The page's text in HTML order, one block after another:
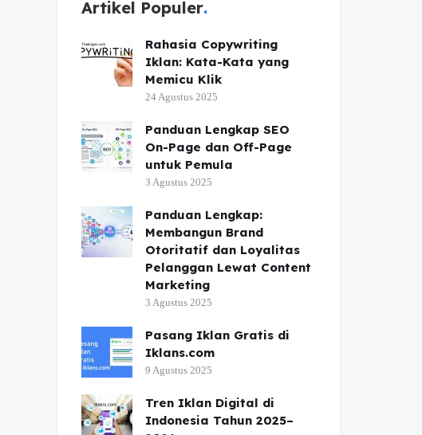
Artikel Populer
Rahasia Copywriting
Iklan: Kata-Kata yang
Memicu Klik
24 Agustus 2025
Panduan Lengkap SEO
On-Page dan Off-Page
untuk Pemula
3 Agustus 2025
Panduan Lengkap:
Membangun Brand
Otoritatif dan Loyalitas
Pelanggan Lewat Content
Marketing
3 Agustus 2025
Pasang Iklan Gratis di
Iklans.com
9 Agustus 2025
Tren Iklan Digital di
Indonesia Tahun 2025–